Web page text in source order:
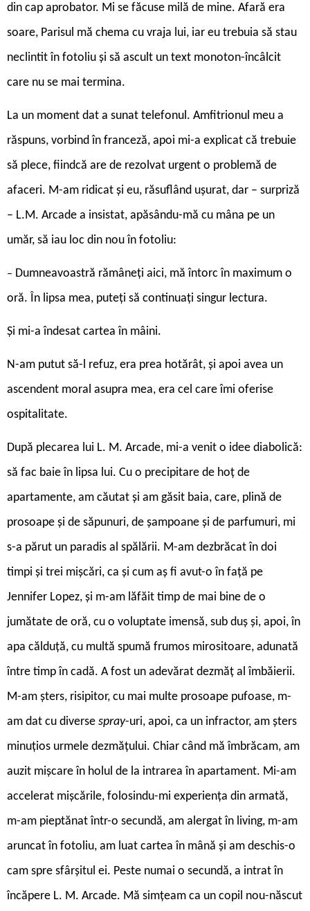
din cap aprobator. Mi se făcuse milă de mine. Afară era
soare, Parisul mă chema cu vraja lui, iar eu trebuia să stau
neclintit în fotoliu și să ascult un text monoton-încâlcit
care nu se mai termina.
La un moment dat a sunat telefonul. Amfitrionul meu a
răspuns, vorbind în franceză, apoi mi-a explicat că trebuie
să plece, fiindcă are de rezolvat urgent o problemă de
afaceri. M-am ridicat și eu, răsuflând ușurat, dar – surpriză
– L.M. Arcade a insistat, apăsându-mă cu mâna pe un
umăr, să iau loc din nou în fotoliu:
– Dumneavoastră rămâneți aici, mă întorc în maximum o
oră. În lipsa mea, puteți să continuați singur lectura.
Și mi-a îndesat cartea în mâini.
N-am putut să-l refuz, era prea hotărât, și apoi avea un
ascendent moral asupra mea, era cel care îmi oferise
ospitalitate.
După plecarea lui L. M. Arcade, mi-a venit o idee diabolică:
să fac baie în lipsa lui. Cu o precipitare de hoț de
apartamente, am căutat și am găsit baia, care, plină de
prosoape și de săpunuri, de șampoane și de parfumuri, mi
s-a părut un paradis al spălării. M-am dezbrăcat în doi
timpi și trei mișcări, ca și cum aș fi avut-o în față pe
Jennifer Lopez, și m-am lăfăit timp de mai bine de o
jumătate de oră, cu o voluptate imensă, sub duș și, apoi, în
apa călduță, cu multă spumă frumos mirositoare, adunată
între timp în cadă. A fost un adevărat dezmăț al îmbăierii.
M-am șters, risipitor, cu mai multe prosoape pufoase, m-
am dat cu diverse spray-uri, apoi, ca un infractor, am șters
minuțios urmele dezmățului. Chiar când mă îmbrăcam, am
auzit mișcare în holul de la intrarea în apartament. Mi-am
accelerat mișcările, folosindu-mi experiența din armată,
m-am pieptănat într-o secundă, am alergat în living, m-am
aruncat în fotoliu, am luat cartea în mână și am deschis-o
cam spre sfârșitul ei. Peste numai o secundă, a intrat în
încăpere L. M. Arcade. Mă simțeam ca un copil nou-născut